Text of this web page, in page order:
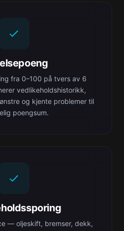
fra 0–100 på tvers av 6
vedlikeholdshistorikk,
og kjente problemer til
poengsum.
— oljeskift, bremser, dekk,